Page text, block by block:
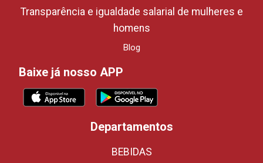
Transparência e igualdade salarial de mulheres e
homens
Blog
Baixe já nosso APP
Departamentos
BEBIDAS